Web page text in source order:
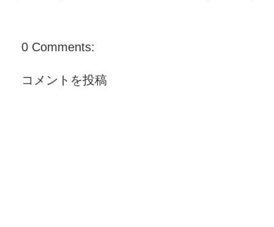
0 Comments:
コメントを投稿